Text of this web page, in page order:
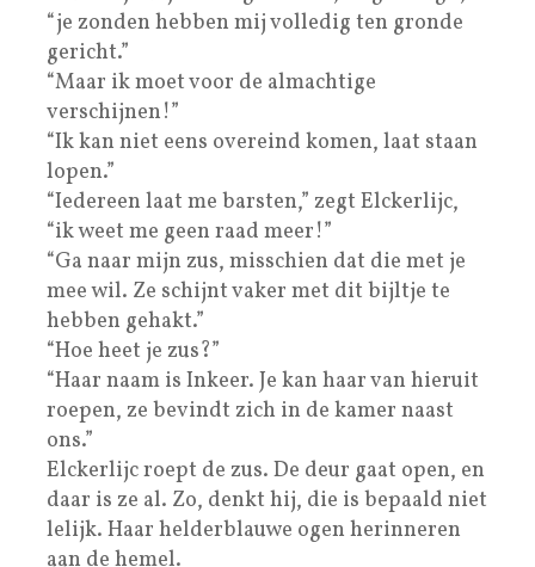
“je zonden hebben mij volledig ten gronde
gericht.”
“Maar ik moet voor de almachtige
verschijnen!”
“Ik kan niet eens overeind komen, laat staan
lopen.”
“Iedereen laat me barsten,” zegt Elckerlijc,
“ik weet me geen raad meer!”
“Ga naar mijn zus, misschien dat die met je
mee wil. Ze schijnt vaker met dit bijltje te
hebben gehakt.”
“Hoe heet je zus?”
“Haar naam is Inkeer. Je kan haar van hieruit
roepen, ze bevindt zich in de kamer naast
ons.”
Elckerlijc roept de zus. De deur gaat open, en
daar is ze al. Zo, denkt hij, die is bepaald niet
lelijk. Haar helderblauwe ogen herinneren
aan de hemel.